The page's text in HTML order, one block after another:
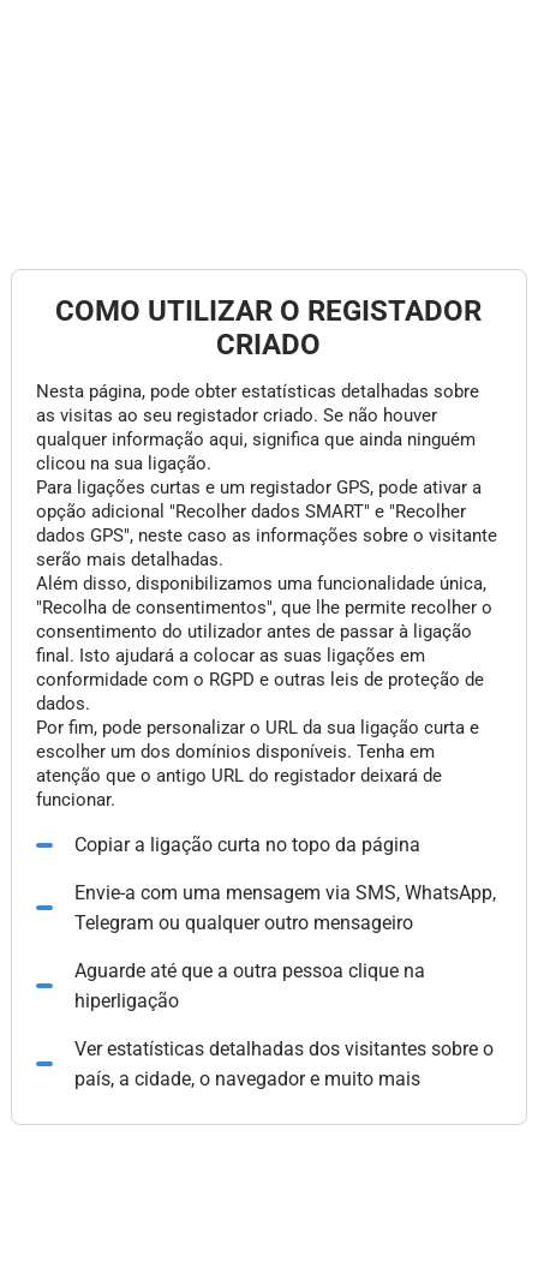
COMO UTILIZAR O REGISTADOR
CRIADO
Nesta página, pode obter estatísticas detalhadas sobre
as visitas ao seu registador criado. Se não houver
qualquer informação aqui, significa que ainda ninguém
clicou na sua ligação.
Para ligações curtas e um registador GPS, pode ativar a
opção adicional "Recolher dados SMART" e "Recolher
dados GPS", neste caso as informações sobre o visitante
serão mais detalhadas.
Além disso, disponibilizamos uma funcionalidade única,
"Recolha de consentimentos", que lhe permite recolher o
consentimento do utilizador antes de passar à ligação
final. Isto ajudará a colocar as suas ligações em
conformidade com o RGPD e outras leis de proteção de
dados.
Por fim, pode personalizar o URL da sua ligação curta e
escolher um dos domínios disponíveis. Tenha em
atenção que o antigo URL do registador deixará de
funcionar.
Copiar a ligação curta no topo da página
Envie-a com uma mensagem via SMS, WhatsApp,
Telegram ou qualquer outro mensageiro
Aguarde até que a outra pessoa clique na
hiperligação
Ver estatísticas detalhadas dos visitantes sobre o
país, a cidade, o navegador e muito mais